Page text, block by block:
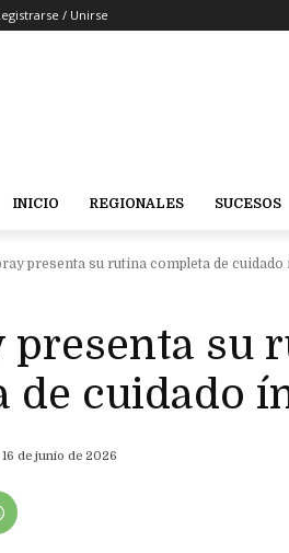
/ Unirse
INICIO REGIONALES SUCESOS
presenta su rutina completa de cuidado
presenta su
de cuidado
16 de junio de 2026